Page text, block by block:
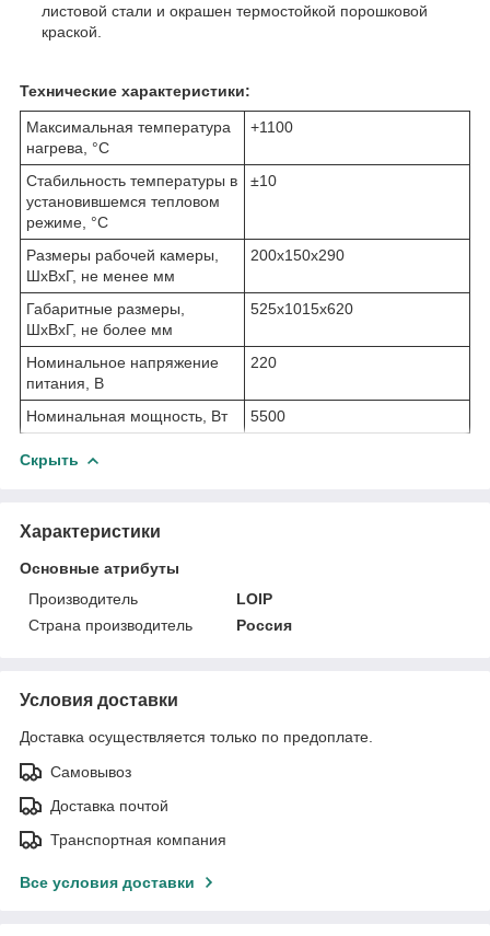
листовой стали и окрашен термостойкой порошковой
краской.
Технические характеристики:
Максимальная температура
нагрева, °С
+1100
Стабильность температуры в
установившемся тепловом
режиме, °С
±10
Размеры рабочей камеры,
ШхВхГ, не менее мм
200х150х290
Габаритные размеры,
ШхВхГ, не более мм
525х1015х620
Номинальное напряжение
питания, В
220
Номинальная мощность, Вт 5500
Скрыть
Характеристики
Основные атрибуты
Производитель
LOIP
Страна производитель
Россия
Условия доставки
Доставка осуществляется только по предоплате.
Самовывоз
Доставка почтой
Транспортная компания
Все условия доставки